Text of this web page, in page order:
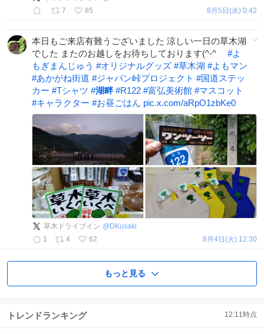
7
85 8月5日(水) 0:42
本日もご来店有難うございました 涼しい一日の草木湖
でした またのお越しをお待ちしております(^-^ゞ #よ
もぎまんじゅう #オリジナルグッズ #草木湖 #よもマン
#あかがね街道 #ジャパン峠プロジェクト #国道ステッ
カー #Tシャツ #湖畔 #R122 #富弘美術館 #マスコット
#キャラクター #お昼ごはん pic.x.com/aRpO1zbKe0
草木ドライブイン @ DKusaki
1
4 62 8月4日(火) 12:30
もっと見る
トレンドランキング 12:11時点